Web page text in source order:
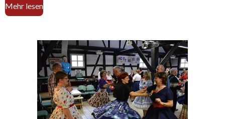
Mehr lesen